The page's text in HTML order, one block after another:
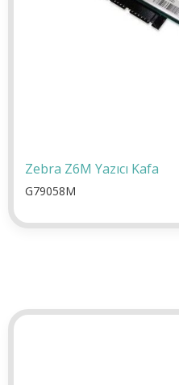
Zebra Z6M Yazıcı Kafa
G79058M